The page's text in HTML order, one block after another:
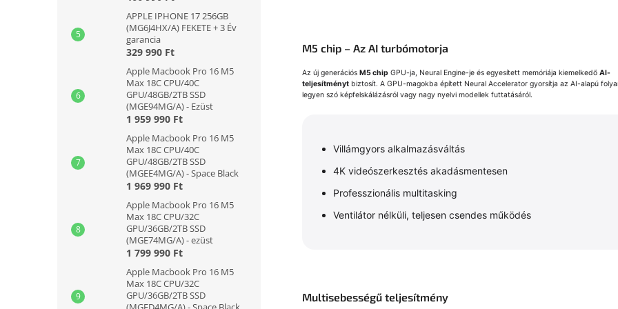
APPLE IPHONE 17 256GB
(MG6J4HX/A) FEKETE + 3 Év
garancia
329 990 Ft
Apple Macbook Pro 16 M5
Max 18C CPU/40C
GPU/48GB/2TB SSD
(MGE94MG/A) - Ezüst
1 959 990 Ft
Apple Macbook Pro 16 M5
Max 18C CPU/40C
GPU/48GB/2TB SSD
(MGEE4MG/A) - Space Black
1 969 990 Ft
Apple Macbook Pro 16 M5
Max 18C CPU/32C
GPU/36GB/2TB SSD
(MGE74MG/A) - ezüst
1 799 990 Ft
Apple Macbook Pro 16 M5
Max 18C CPU/32C
GPU/36GB/2TB SSD
M5 chip – Az AI turbómotorja
Az új generációs M5 chip GPU-ja, Neural Engine-je és egyesített memóriája kiemelkedő AI-
teljesítményt biztosít. A GPU-magokba épített Neural Accelerator gyorsítja az AI-alapú
legyen szó képfelskálázásról vagy nagy nyelvi modellek futtatásáról.
Villámgyors alkalmazásváltás
4K videószerkesztés akadásmentesen
Professzionális multitasking
Ventilátor nélküli, teljesen csendes működés
Multisebességű teljesítmény